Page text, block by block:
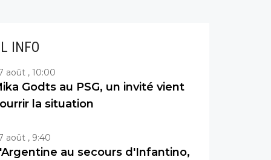
INFO
août , 10:00
Godts au PSG, un invité vient
la situation
août , 9:40
au secours d'Infantino,